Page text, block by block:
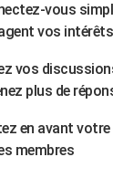
vous
vos intérêts
vos
plus de
en avant
membres